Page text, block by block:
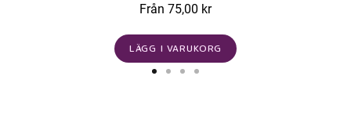
Från 75,00 kr
LÄGG I VARUKORG